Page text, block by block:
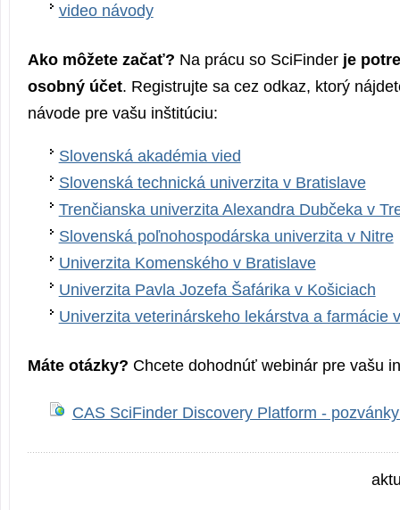
video návody
Ako môžete začať? Na prácu so SciFinder je
osobný účet. Registrujte sa cez odkaz, ktorý
návode pre vašu inštitúciu:
Slovenská akadémia vied
Slovenská technická univerzita v Bratislave
Trenčianska univerzita Alexandra Dubčeka v
Slovenská poľnohospodárska univerzita v Nitre
Univerzita Komenského v Bratislave
Univerzita Pavla Jozefa Šafárika v Košiciach
Univerzita veterinárskeho lekárstva a farmácie
Máte otázky? Chcete dohodnúť webinár pre vašu
CAS SciFinder Discovery Platform -